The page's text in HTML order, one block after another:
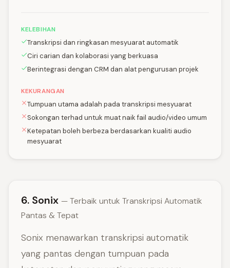
KELEBIHAN
Transkripsi dan ringkasan mesyuarat automatik
Ciri carian dan kolaborasi yang berkuasa
Berintegrasi dengan CRM dan alat pengurusan projek
KEKURANGAN
Tumpuan utama adalah pada transkripsi mesyuarat
Sokongan terhad untuk muat naik fail audio/video umum
Ketepatan boleh berbeza berdasarkan kualiti audio
mesyuarat
6. Sonix — Terbaik untuk Transkripsi Automatik
Pantas & Tepat
Sonix menawarkan transkripsi automatik
yang pantas dengan tumpuan pada